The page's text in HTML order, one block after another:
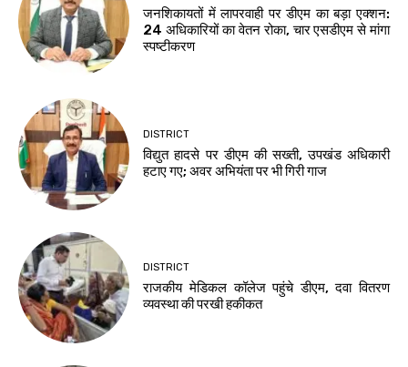
जनशिकायतों में लापरवाही पर डीएम का बड़ा एक्शन:
24 अधिकारियों का वेतन रोका, चार एसडीएम से मांगा
स्पष्टीकरण
DISTRICT
विद्युत हादसे पर डीएम की सख्ती, उपखंड अधिकारी
हटाए गए; अवर अभियंता पर भी गिरी गाज
DISTRICT
राजकीय मेडिकल कॉलेज पहुंचे डीएम, दवा वितरण
व्यवस्था की परखी हकीकत